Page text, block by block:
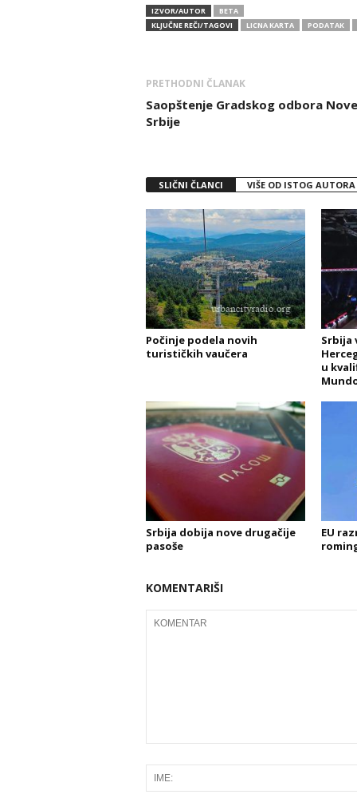
IZVOR/AUTOR
BETA
KLJUČNE REČI/TAGOVI
LICNA KARTA PODATAK
PRETHODNI ČLANAK
Saopštenje Gradskog odbora Nove
Srbije
SLIČNI ČLANCI VIŠE OD ISTOG AUTORA
Počinje podela novih
turističkih vaučera
Srbija
u
Srbija dobija nove drugačije
pasoše
EU
KOMENTARIŠI